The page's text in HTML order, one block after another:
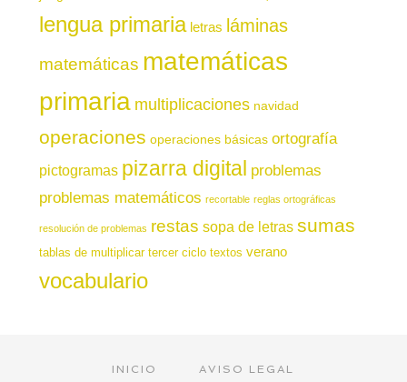
lengua primaria letras láminas
matemáticas matemáticas
primaria multiplicaciones navidad
operaciones operaciones básicas ortografía
pictogramas pizarra digital problemas
problemas matemáticos recortable reglas ortográficas
resolución de problemas restas sopa de letras sumas
tablas de multiplicar tercer ciclo textos verano
vocabulario
INICIO AVISO LEGAL